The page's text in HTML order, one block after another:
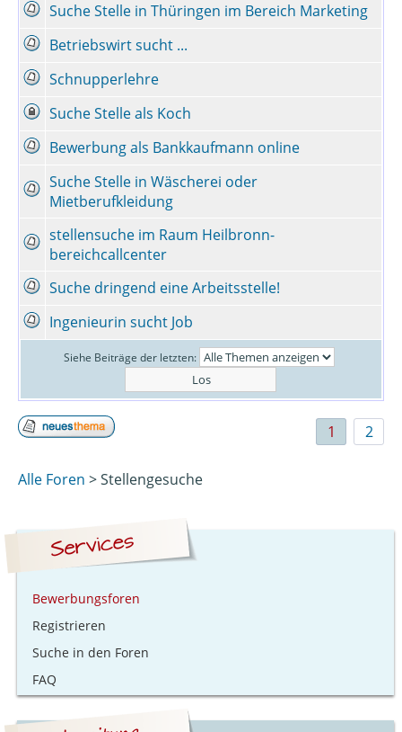
Suche Stelle in Thüringen im Bereich Marketing
Betriebswirt sucht ...
Schnupperlehre
Suche Stelle als Koch
Bewerbung als Bankkaufmann online
Suche Stelle in Wäscherei oder
Mietberufkleidung
stellensuche im Raum Heilbronn-
bereichcallcenter
Suche dringend eine Arbeitsstelle!
Ingenieurin sucht Job
Siehe Beiträge der letzten:
1 2
Alle Foren > Stellengesuche
Bewerbungsforen
Registrieren
Suche in den Foren
FAQ